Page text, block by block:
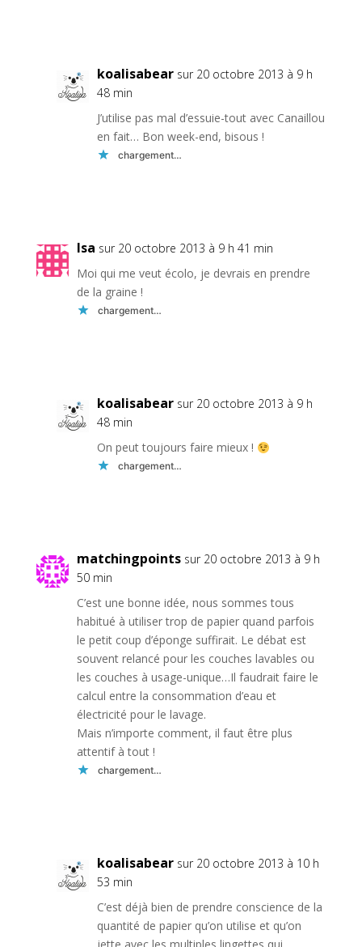
koalisabear sur 20 octobre 2013 à 9 h
48 min
J’utilise pas mal d’essuie-tout avec Canaillou
en fait… Bon week-end, bisous !
chargement…
Isa sur 20 octobre 2013 à 9 h 41 min
Moi qui me veut écolo, je devrais en prendre
de la graine !
chargement…
koalisabear sur 20 octobre 2013 à 9 h
48 min
On peut toujours faire mieux !
chargement…
matchingpoints sur 20 octobre 2013 à 9 h
50 min
C’est une bonne idée, nous sommes tous
habitué à utiliser trop de papier quand parfois
le petit coup d’éponge suffirait. Le débat est
souvent relancé pour les couches lavables ou
les couches à usage-unique…Il faudrait faire le
calcul entre la consommation d’eau et
électricité pour le lavage.
Mais n’importe comment, il faut être plus
attentif à tout !
chargement…
koalisabear sur 20 octobre 2013 à 10 h
53 min
C’est déjà bien de prendre conscience de la
quantité de papier qu’on utilise et qu’on